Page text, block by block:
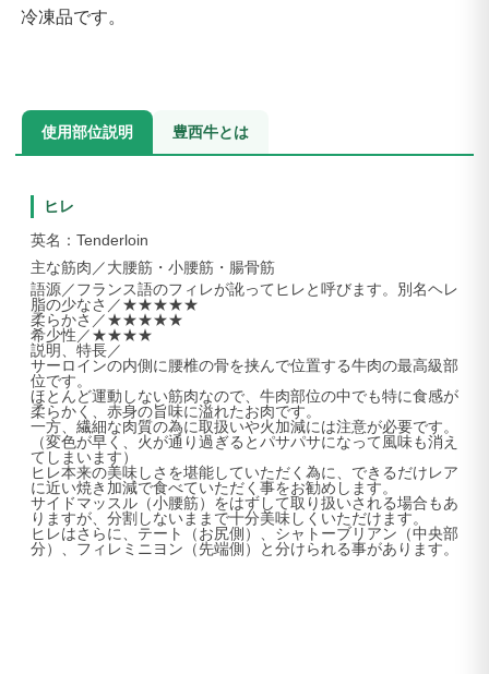
冷凍品です。
使用部位説明 豊西牛とは
ヒレ
英名：Tenderloin
主な筋肉／大腰筋・小腰筋・腸骨筋
語源／フランス語のフィレが訛ってヒレと呼びます。別名ヘレ
脂の少なさ／★★★★★
柔らかさ／★★★★★
希少性／★★★★
説明、特長／
サーロインの内側に腰椎の骨を挟んで位置する牛肉の最高級部
位です。
ほとんど運動しない筋肉なので、牛肉部位の中でも特に食感が
柔らかく、赤身の旨味に溢れたお肉です。
一方、繊細な肉質の為に取扱いや火加減には注意が必要です。
（変色が早く、火が通り過ぎるとパサパサになって風味も消え
てしまいます）
ヒレ本来の美味しさを堪能していただく為に、できるだけレア
に近い焼き加減で食べていただく事をお勧めします。
サイドマッスル（小腰筋）をはずして取り扱いされる場合もあ
りますが、分割しないままで十分美味しくいただけます。
ヒレはさらに、テート（お尻側）、シャトーブリアン（中央部
分）、フィレミニヨン（先端側）と分けられる事があります。